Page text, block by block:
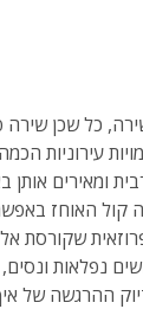
כל שכן שירה
עירוניות
ומאירים אותן
האוחז
שקורסת
נפלאות
ההרגשה של